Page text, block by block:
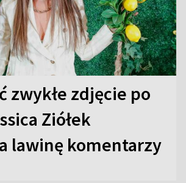
zwykłe zdjęcie po
Ziółek
lawinę komentarzy